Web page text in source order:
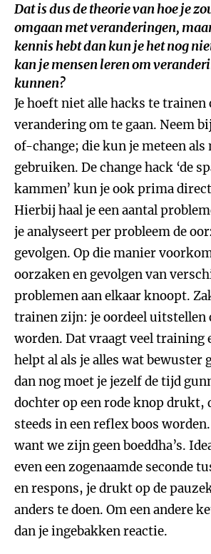
Dat is dus de theorie van hoe je
omgaan met veranderingen,
kennis hebt dan kun je het nog
kan je mensen leren om
kunnen?
Je hoeft niet alle hacks te
verandering om te gaan. Neem
of-change; die kun je meteen als
gebruiken. De change hack ‘de
kammen’ kun je ook prima
Hierbij haal je een aantal
je analyseert per probleem de
gevolgen. Op die manier
oorzaken en gevolgen van
problemen aan elkaar knoopt.
trainen zijn: je oordeel uitstellen
worden. Dat vraagt veel training
helpt al als je alles wat bewuster
dan nog moet je jezelf de tijd
dochter op een rode knop drukt,
steeds in een reflex boos
want we zijn geen boeddha’s.
even een zogenaamde seconde
en respons, je drukt op de
anders te doen. Om een andere
dan je ingebakken reactie.